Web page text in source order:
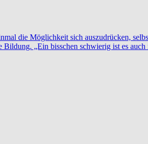
die Möglichkeit sich auszudrücken,
„Ein bisschen schwierig ist es